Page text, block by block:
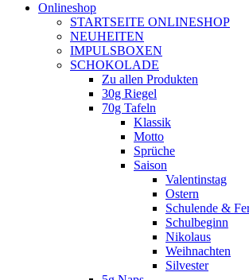
Onlineshop
STARTSEITE ONLINESHOP
NEUHEITEN
IMPULSBOXEN
SCHOKOLADE
Zu allen Produkten
30g Riegel
70g Tafeln
Klassik
Motto
Sprüche
Saison
Valentinstag
Ostern
Schulende &
Schulbeginn
Nikolaus
Weihnachten
Silvester